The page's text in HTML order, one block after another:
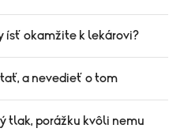
ísť okamžite k lekárovi?
a nevedieť o tom
tlak, porážku kvôli nemu